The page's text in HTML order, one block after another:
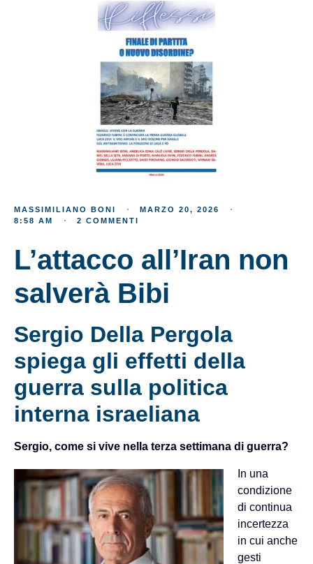
MASSIMILIANO BONI
MARZO 20, 2026
8:58 AM
2 COMMENTI
L’attacco all’Iran non
salverà Bibi
Sergio Della Pergola
spiega gli effetti della
guerra sulla politica
interna israeliana
Sergio, come si vive nella terza settimana di guerra?
In una
condizione
di continua
incertezza
in cui anche
gesti